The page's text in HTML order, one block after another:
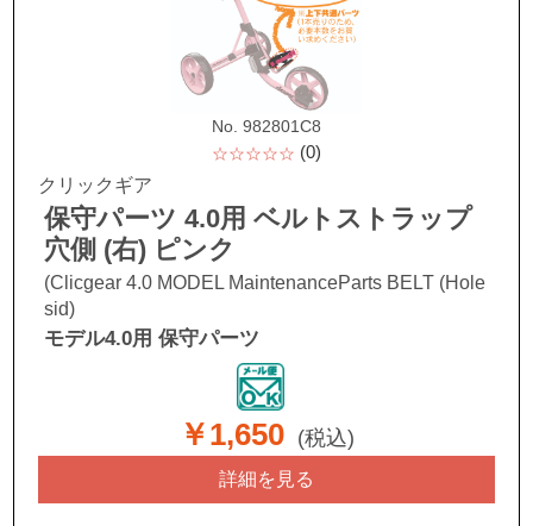
No. 982801C8
☆☆☆☆☆ (0)
クリックギア
保守パーツ 4.0用 ベルトストラップ
穴側 (右) ピンク
(Clicgear 4.0 MODEL MaintenanceParts BELT (Hole
sid)
モデル4.0用 保守パーツ
￥1,650 (税込)
詳細を見る